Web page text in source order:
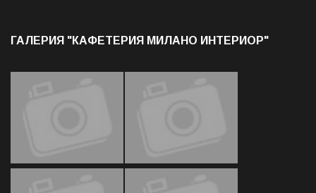
ГАЛЕРИЯ "КАФЕТЕРИЯ МИЛАНО ИНТЕРИОР"